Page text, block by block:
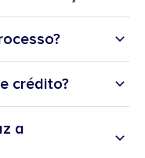
crédito?
a